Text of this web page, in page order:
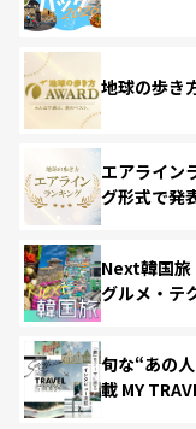
地球の歩き
エアライン
グ形式で発
Next韓国旅
グルメ・テ
旬な“あの
載 MY